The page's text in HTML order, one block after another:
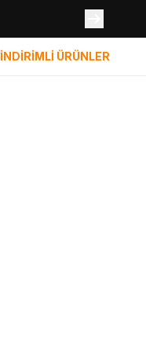
İNDİRİMLİ ÜRÜNLER